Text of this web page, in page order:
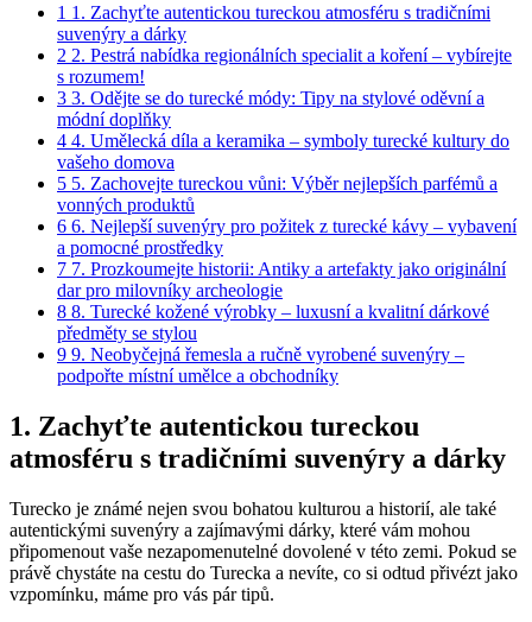
1 1. Zachyťte autentickou tureckou atmosféru s tradičními
suvenýry ⁢a dárky
2 2. Pestrá nabídka regionálních specialit a koření –‌ vybírejte
s⁢ rozumem!
3 3. Odějte se do ⁤turecké módy: Tipy na stylové oděvní a
módní doplňky
4 4. Umělecká díla a keramika – symboly turecké ‍kultury ⁤do
vašeho domova
5 5. Zachovejte tureckou vůni: Výběr nejlepších‍ parfémů a
vonných produktů
6 6. Nejlepší⁢ suvenýry pro ​požitek z turecké kávy – ⁣vybavení‍
a pomocné prostředky
7 7. Prozkoumejte ‍historii: Antiky a artefakty jako originální
dar‍ pro milovníky archeologie
8 8. ⁣Turecké kožené výrobky – luxusní a kvalitní dárkové
předměty se stylou
9 9. Neobyčejná řemesla a ručně vyrobené suvenýry‌ –
podpořte místní umělce a⁢ obchodníky
1. Zachyťte autentickou tureckou
atmosféru s tradičními suvenýry ⁢a dárky
Turecko je známé nejen svou bohatou kulturou‌ a historií, ale také
autentickými suvenýry a zajímavými dárky, které vám mohou
připomenout vaše nezapomenutelné dovolené⁤ v této zemi.​ Pokud‍ se ​
právě⁤ chystáte na cestu do Turecka a nevíte, co si odtud‍ přivézt jako
vzpomínku, máme pro vás pár tipů.